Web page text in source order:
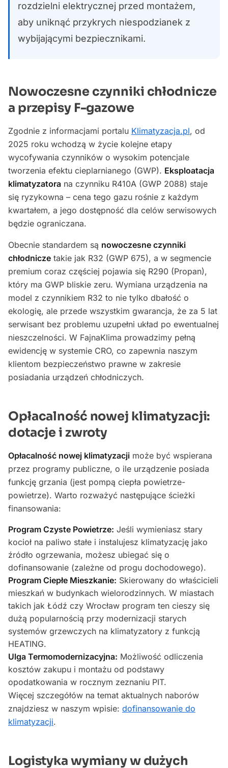
rozdzielni elektrycznej przed montażem,
aby uniknąć przykrych niespodzianek z
wybijającymi bezpiecznikami.
Nowoczesne czynniki chłodnicze
a przepisy F-gazowe
Zgodnie z informacjami portalu Klimatyzacja.pl, od
2025 roku wchodzą w życie kolejne etapy
wycofywania czynników o wysokim potencjale
tworzenia efektu cieplarnianego (GWP). Eksploatacja
klimatyzatora na czynniku R410A (GWP 2088) staje
się ryzykowna – cena tego gazu rośnie z każdym
kwartałem, a jego dostępność dla celów serwisowych
będzie ograniczana.
Obecnie standardem są nowoczesne czynniki
chłodnicze takie jak R32 (GWP 675), a w segmencie
premium coraz częściej pojawia się R290 (Propan),
który ma GWP bliskie zeru. Wymiana urządzenia na
model z czynnikiem R32 to nie tylko dbałość o
ekologię, ale przede wszystkim gwarancja, że za 5 lat
serwisant bez problemu uzupełni układ po ewentualnej
nieszczelności. W FajnaKlima prowadzimy pełną
ewidencję w systemie CRO, co zapewnia naszym
klientom bezpieczeństwo prawne w zakresie
posiadania urządzeń chłodniczych.
Opłacalność nowej klimatyzacji:
dotacje i zwroty
Opłacalność nowej klimatyzacji może być wspierana
przez programy publiczne, o ile urządzenie posiada
funkcję grzania (jest pompą ciepła powietrze-
powietrze). Warto rozważyć następujące ścieżki
finansowania:
Program Czyste Powietrze: Jeśli wymieniasz stary
kocioł na paliwo stałe i instalujesz klimatyzację jako
źródło ogrzewania, możesz ubiegać się o
dofinansowanie (zależne od progu dochodowego).
Program Ciepłe Mieszkanie: Skierowany do właścicieli
mieszkań w budynkach wielorodzinnych. W miastach
takich jak Łódź czy Wrocław program ten cieszy się
dużą popularnością przy modernizacji starych
systemów grzewczych na klimatyzatory z funkcją
HEATING.
Ulga Termomodernizacyjna: Możliwość odliczenia
kosztów zakupu i montażu od podstawy
opodatkowania w rocznym zeznaniu PIT.
Więcej szczegółów na temat aktualnych naborów
znajdziesz w naszym wpisie: dofinansowanie do
klimatyzacji.
Logistyka wymiany w dużych